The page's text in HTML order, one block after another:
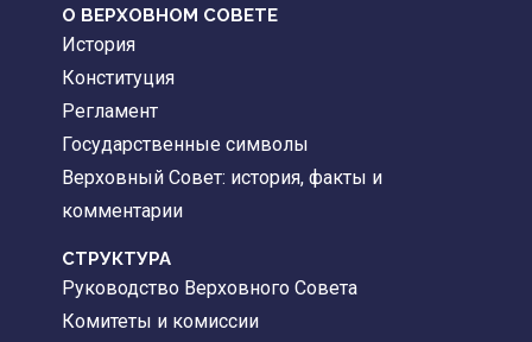
О ВЕРХОВНОМ СОВЕТЕ
История
Конституция
Регламент
Государственные символы
Верховный Совет: история, факты и
комментарии
CТРУКТУРА
Руководство Верховного Совета
Комитеты и комиссии